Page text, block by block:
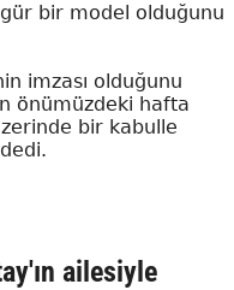
bir model olduğunu
imzası olduğunu
önümüzdeki hafta
bir kabulle
ailesiyle